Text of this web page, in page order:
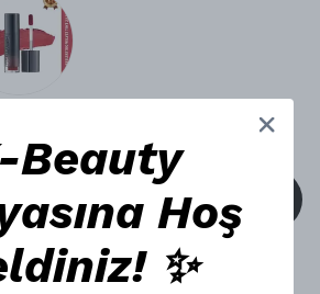
SEPETE EKLE
kargo
Beauty
Hoş
✨